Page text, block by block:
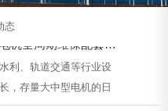
态
西玛电机完善电机全周期维保配套方案，适配多行业设备运维需求
利、轨道交通等行业设
，存量大中型电机的日
、定期保养需求逐步提